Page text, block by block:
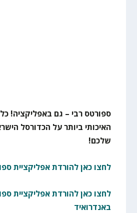
ספורטס רבי – גם באפליקציה! כל
האיכותי ביותר על הכדורסל
שלכם!
לחצו כאן להורדת אפליקציית
לחצו כאן להורדת אפליקציית
באנדרואיד